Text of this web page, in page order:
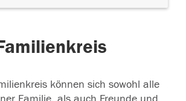
können sich sowohl alle